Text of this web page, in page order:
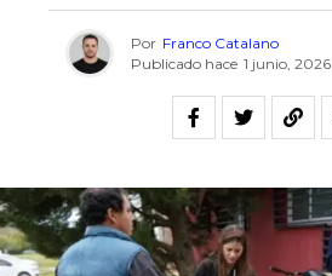
Por Franco Catalano
Publicado hace 1 junio, 2026